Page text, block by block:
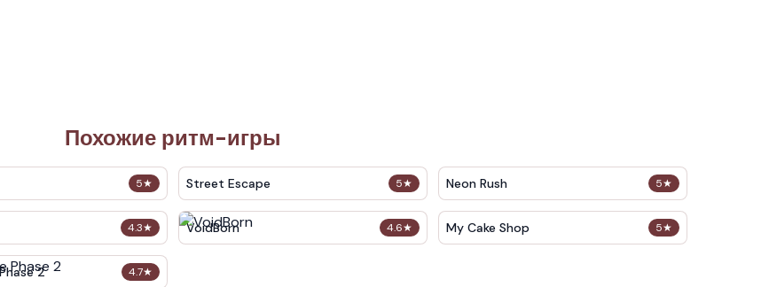
Похожие ритм-игры
5★ 5★
Street Escape 5★
Neon Rush
4.3★ 4.6★
VoidBorn 5★
My Cake Shop
4.7★
2